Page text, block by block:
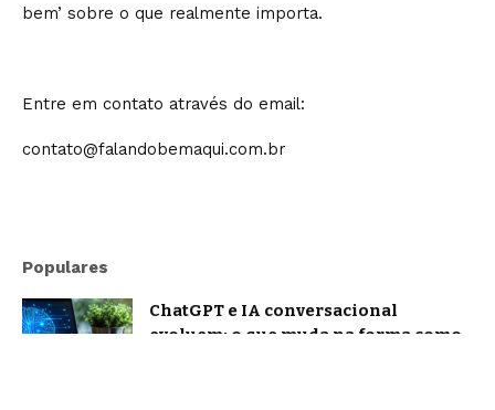
bem’ sobre o que realmente importa.
Entre em contato através do email:
contato@falandobemaqui.com.br
Populares
ChatGPT e IA conversacional
evoluem: o que muda na forma como